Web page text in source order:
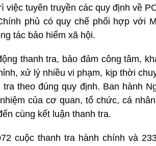
tuyên truyền các quy định về
phủ có quy chế phối hợp với
tác bảo hiểm xã hội.
thanh tra, bảo đảm công tâm,
xử lý nhiều vi phạm, kịp thời
theo đúng quy định. Ban hành
của cơ quan, tổ chức, cá
cùng kết luận thanh tra.
cuộc thanh tra hành chính và